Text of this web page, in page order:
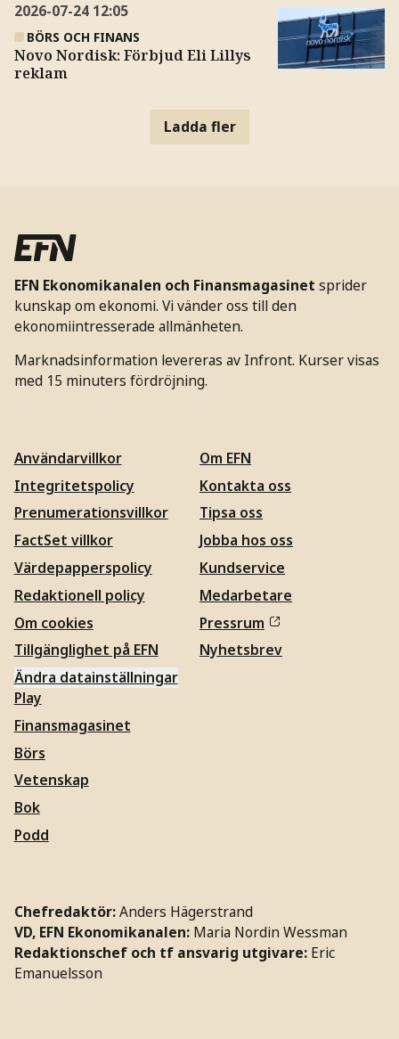
2026-07-24 12:05
BÖRS OCH FINANS
Novo Nordisk: Förbjud Eli Lillys
reklam
Ladda fler
EFN Ekonomikanalen och Finansmagasinet sprider
kunskap om ekonomi. Vi vänder oss till den
ekonomiintresserade allmänheten.
Marknadsinformation levereras av Infront. Kurser visas
med 15 minuters fördröjning.
Användarvillkor
Integritetspolicy
Prenumerationsvillkor
FactSet villkor
Värdepapperspolicy
Redaktionell policy
Om cookies
Tillgänglighet på EFN
Ändra datainställningar
Om EFN
Kontakta oss
Tipsa oss
Jobba hos oss
Kundservice
Medarbetare
Pressrum
Nyhetsbrev
Play
Finansmagasinet
Börs
Vetenskap
Bok
Podd
Chefredaktör:Anders Hägerstrand
VD, EFN Ekonomikanalen: Maria Nordin Wessman
Redaktionschef och tf ansvarig utgivare: Eric
Emanuelsson